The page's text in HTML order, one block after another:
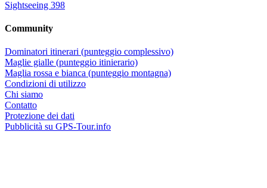
Sightseeing 398
Community
Dominatori itinerari (punteggio complessivo)
Maglie gialle (punteggio itinierario)
Maglia rossa e bianca (punteggio montagna)
Condizioni di utilizzo
Chi siamo
Contatto
Protezione dei dati
Pubblicità su GPS-Tour.info